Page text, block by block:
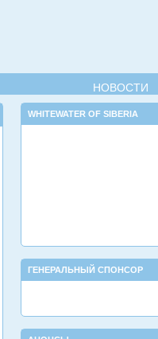
НОВОСТИ
WHITEWATER OF SIBERIA
ГЕНЕРАЛЬНЫЙ СПОНСОР